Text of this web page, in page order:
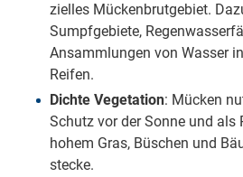
zi­el­les Mü­cken­brut­ge­biet.
Sumpf­ge­bie­te,
An­samm­lun­gen von Was­ser
Rei­fen.
Dich­te Ve­ge­ta­ti­on: Mü­cken
Schutz vor der Son­ne und als
ho­hem Gras, Bü­schen und
ste­cke.